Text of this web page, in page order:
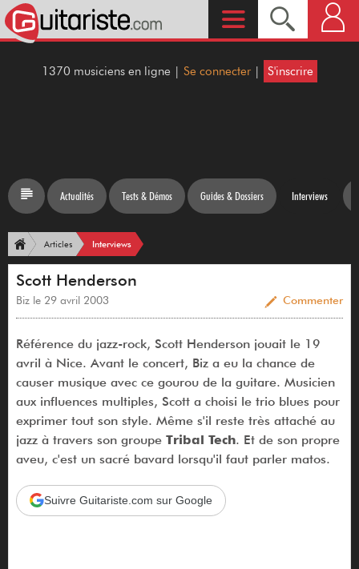
1370 musiciens en ligne | Se connecter | S'inscrire
Actualités Tests & Démos Guides & Dossiers Interviews
Articles Interviews
Scott Henderson
Biz le 29 avril 2003 Commenter
Référence du jazz-rock, Scott Henderson jouait le 19
avril à Nice. Avant le concert, Biz a eu la chance de
causer musique avec ce gourou de la guitare. Musicien
aux influences multiples, Scott a choisi le trio blues pour
exprimer tout son style. Même s'il reste très attaché au
jazz à travers son groupe Tribal Tech. Et de son propre
aveu, c'est un sacré bavard lorsqu'il faut parler matos.
Suivre Guitariste.com sur Google